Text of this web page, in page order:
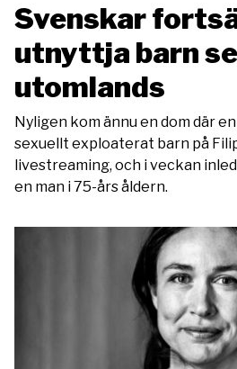
Svenskar
utnyttja barn
utomlands
Nyligen kom ännu en dom där
sexuellt exploaterat barn på
livestreaming, och i veckan
en man i 75-års åldern.